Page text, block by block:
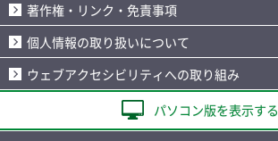
著作権・リンク・免責事項
個人情報の取り扱いについて
ウェブアクセシビリティへの取り組み
パソコン版を表示する